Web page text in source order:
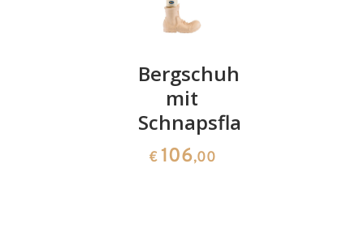
Bergschuh
mit
Schnapsflasche
€ 106,00